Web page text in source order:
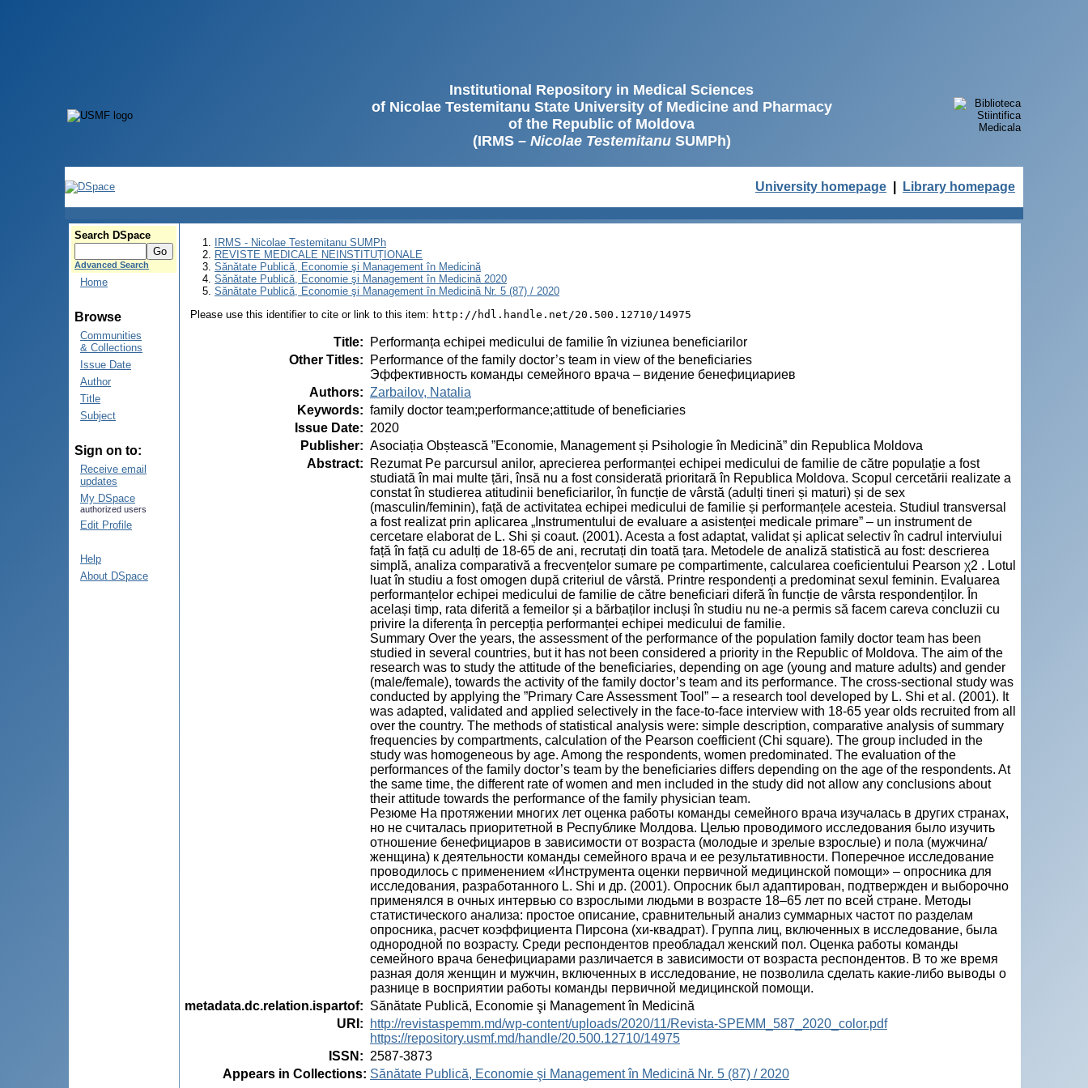
Institutional Repository in Medical Sciences
of Nicolae Testemitanu State University of Medicine and Pharmacy
of the Republic of Moldova
(IRMS – Nicolae TestemitanuSUMPh)
University homepage Library homepage
Search DSpace
Advanced Search
Home
Browse
Communities
& Collections
Issue Date
Author
Title
Subject
Sign on to:
Receive email
updates
My DSpace
authorized users
Edit Profile
Help
About DSpace
IRMS - Nicolae Testemitanu SUMPh
REVISTE MEDICALE NEINSTITUȚIONALE
Sănătate Publică, Economie şi Management în Medicină
Sănătate Publică, Economie şi Management în Medicină 2020
Sănătate Publică, Economie şi Management în Medicină Nr. 5 (87) / 2020
Please use this identifier to cite or link to this item: http://hdl.handle.net/20.500.12710/14975
Title:
Performanța echipei medicului de familie în viziunea beneficiarilor
Other Titles:
Performance of the family doctor’s team in view of the beneficiaries
Эффективность команды семейного врача – видение бенефициариев
Authors: Zarbailov, Natalia
Keywords: family doctor team;performance;attitude of beneficiaries
Issue Date: 2020
Publisher: Asociația Obștească ”Economie, Management și Psihologie în Medicină” din Republica Moldova
Abstract:
Rezumat Pe parcursul anilor, aprecierea performanței echipei medicului de familie de către populație a fost
studiată în mai multe țări, însă nu a fost considerată prioritară în Republica Moldova. Scopul cercetării realizate a
constat în studierea atitudinii beneficiarilor, în funcție de vârstă (adulți tineri și maturi) și de sex
(masculin/feminin), față de activitatea echipei medicului de familie și performanțele acesteia. Studiul transversal
a fost realizat prin aplicarea „Instrumentului de evaluare a asistenței medicale primare” – un instrument de
cercetare elaborat de L. Shi și coaut. (2001). Acesta a fost adaptat, validat și aplicat selectiv în cadrul interviului
față în față cu adulți de 18-65 de ani, recrutați din toată țara. Metodele de analiză statistică au fost: descrierea
simplă, analiza comparativă a frecvențelor sumare pe compartimente, calcularea coeficientului Pearson χ2 . Lotul
luat în studiu a fost omogen după criteriul de vârstă. Printre respondenți a predominat sexul feminin. Evaluarea
performanțelor echipei medicului de familie de către beneficiari diferă în funcție de vârsta respondenților. În
același timp, rata diferită a femeilor și a bărbaților incluși în studiu nu ne-a permis să facem careva concluzii cu
privire la diferența în percepția performanței echipei medicului de familie.
Summary Over the years, the assessment of the performance of the population family doctor team has been
studied in several countries, but it has not been considered a priority in the Republic of Moldova. The aim of the
research was to study the attitude of the beneficiaries, depending on age (young and mature adults) and gender
(male/female), towards the activity of the family doctor’s team and its performance. The cross-sectional study was
conducted by applying the ”Primary Care Assessment Tool” – a research tool developed by L. Shi et al. (2001). It
was adapted, validated and applied selectively in the face-to-face interview with 18-65 year olds recruited from all
over the country. The methods of statistical analysis were: simple description, comparative analysis of summary
frequencies by compartments, calculation of the Pearson coefficient (Chi square). The group included in the
study was homogeneous by age. Among the respondents, women predominated. The evaluation of the
performances of the family doctor’s team by the beneficiaries differs depending on the age of the respondents. At
the same time, the different rate of women and men included in the study did not allow any conclusions about
their attitude towards the performance of the family physician team.
Резюме На протяжении многих лет оценка работы команды семейного врача изучалась в других странах,
но не считалась приоритетной в Республике Молдова. Целью проводимого исследования было изучить
отношение бенефициаров в зависимости от возраста (молодые и зрелые взрослые) и пола (мужчина/
женщина) к деятельности команды семейного врача и ее результативности. Поперечное исследование
проводилось с применением «Инструмента оценки первичной медицинской помощи» – опросника для
исследования, разработанного L. Shi и др. (2001). Опросник был адаптирован, подтвержден и выборочно
применялся в очных интервью со взрослыми людьми в возрасте 18–65 лет по всей стране. Методы
статистического анализа: простое описание, сравнительный анализ суммарных частот по разделам
опросника, расчет коэффициента Пирсона (хи-квадрат). Группа лиц, включенных в исследование, была
однородной по возрасту. Среди респондентов преобладал женский пол. Оценка работы команды
семейного врача бенефициарами различается в зависимости от возраста респондентов. В то же время
разная доля женщин и мужчин, включенных в исследование, не позволила сделать какие-либо выводы о
разнице в восприятии работы команды первичной медицинской помощи.
metadata.dc.relation.ispartof: Sănătate Publică, Economie şi Management în Medicină
URI :
http://revistaspemm.md/wp-content/uploads/2020/11/Revista-SPEMM_587_2020_color.pdf
https://repository.usmf.md/handle/20.500.12710/14975
ISSN : 2587-3873
Appears in Collections: Sănătate Publică, Economie şi Management în Medicină Nr. 5 (87) / 2020